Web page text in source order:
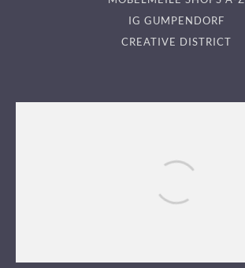
IG GUMPENDORF
CREATIVE DISTRICT